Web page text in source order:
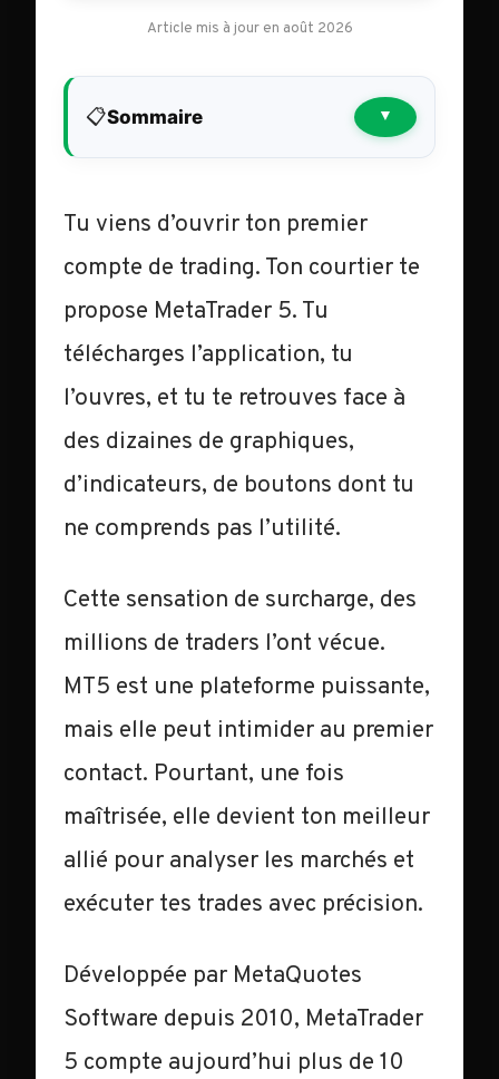
Article mis à jour en août 2026
📋Sommaire ▼
Tu viens d’ouvrir ton premier
compte de trading. Ton courtier te
propose MetaTrader 5. Tu
télécharges l’application, tu
l’ouvres, et tu te retrouves face à
des dizaines de graphiques,
d’indicateurs, de boutons dont tu
ne comprends pas l’utilité.
Cette sensation de surcharge, des
millions de traders l’ont vécue.
MT5 est une plateforme puissante,
mais elle peut intimider au premier
contact. Pourtant, une fois
maîtrisée, elle devient ton meilleur
allié pour analyser les marchés et
exécuter tes trades avec précision.
Développée par MetaQuotes
Software depuis 2010, MetaTrader
5 compte aujourd’hui plus de 10